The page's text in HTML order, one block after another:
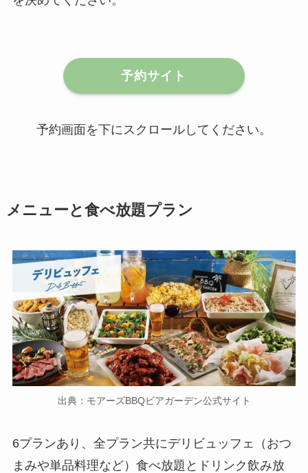
予約サイト
予約画面を下にスクロールしてください。
メニューと食べ放題プラン
出典：モアーズBBQビアガーデン公式サイト
6プランあり、全プラン共にデリビュッフェ（おつ
まみや単品料理など）食べ放題とドリンク飲み放